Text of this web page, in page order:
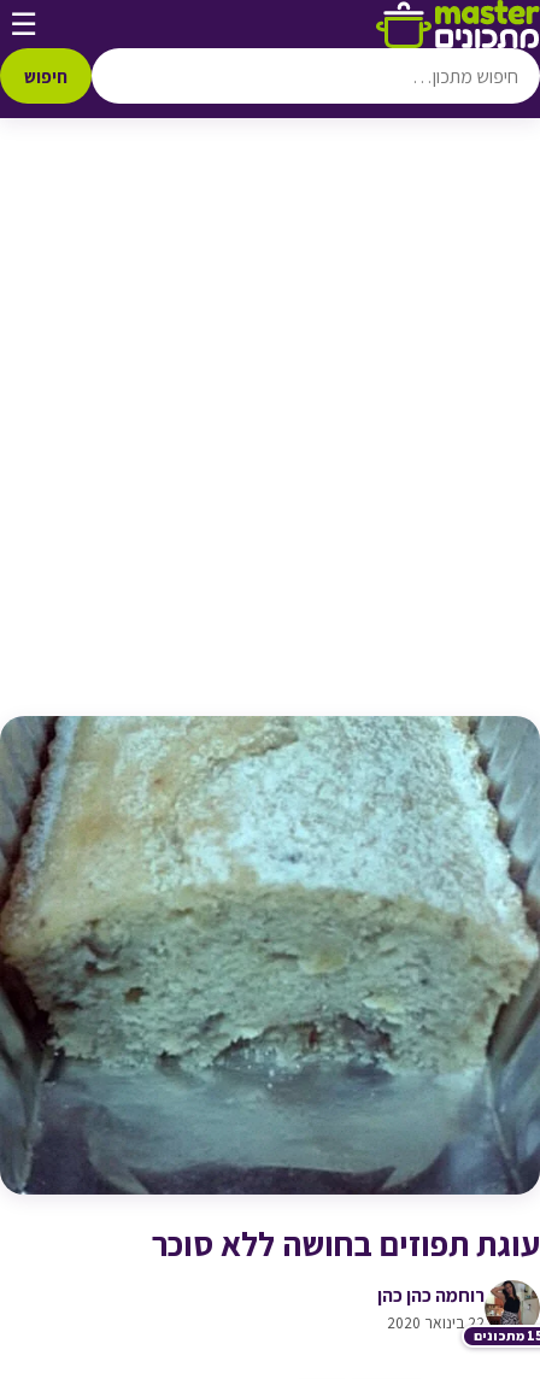
דלג לתוכן ☰
חיפוש
עוגת תפוזים בחושה ללא סוכר
רוחמה כהן כהן
22 בינואר 2020
♥ הוספה